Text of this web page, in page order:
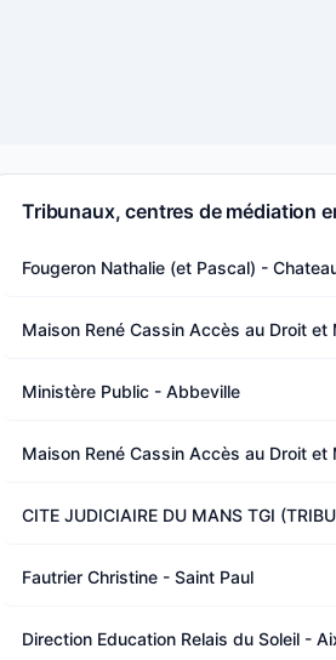
Tribunaux, centres de médiation
Fougeron Nathalie (et Pascal) -
Maison René Cassin Accès au Droit et
Ministère Public - Abbeville
Maison René Cassin Accès au Droit et
CITE JUDICIAIRE DU MANS TGI
Fautrier Christine - Saint Paul
Direction Education Relais du Soleil -